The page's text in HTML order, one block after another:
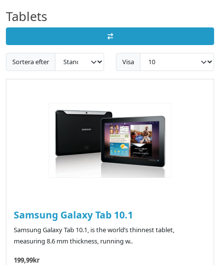
Tablets
Sortera efter Visa
Samsung Galaxy Tab 10.1
Samsung Galaxy Tab 10.1, is the world’s thinnest tablet,
measuring 8.6 mm thickness, running w..
199,99kr